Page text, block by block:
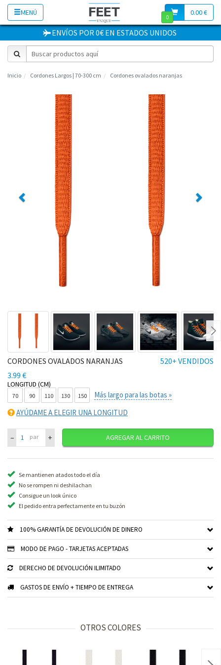
MENÚ 0.00 €
0
ENVÍOS POR 0€ EN ESTADOS UNIDOS
Inicio Cordones Largos | 70-300 cm Cordones ovalados naranjas
Previous
520+ VENDIDOS
CORDONES OVALADOS NARANJAS
3.99 €
LONGITUD (CM)
70 90 110 130 150
Más largo para las botas »
AYÚDAME A ELEGIR UNA LONGITUD
– par + AGREGAR AL CARRITO
Se mantienen atados todo el día
No se rompen ni deshilachan
Consigue un look único
El pedido entra perfectamente en tu buzón
100% GARANTÍA DE DEVOLUCIÓN DE DINERO
MODO DE PAGO - TARJETAS ACEPTADAS
DERECHO DE DEVOLUCIÓN ILIMITADO
GASTOS DE ENVÍO + TIEMPO DE ENTREGA
OTROS COLORES